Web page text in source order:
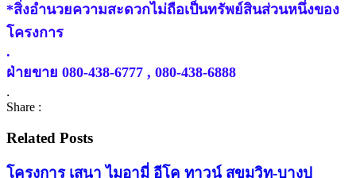
*สิ่งอำนวยความสะดวกไม่ถือเป็นทรัพย์สินส่วนหนึ่งของ
โครงการ
.
ฝ่ายขาย 080-438-6777 , 080-438-6888
.
Share :
Related Posts
โครงการ เสนา ไมอามี่ อีโค ทาวน์ สุขุมวิท-บางปู